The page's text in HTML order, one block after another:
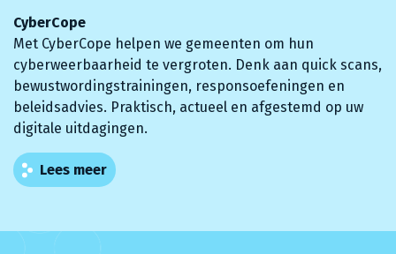
CyberCope
Met CyberCope helpen we gemeenten om hun
cyberweerbaarheid te vergroten. Denk aan quick scans,
bewustwordingstrainingen, responsoefeningen en
beleidsadvies. Praktisch, actueel en afgestemd op uw
digitale uitdagingen.
Lees meer